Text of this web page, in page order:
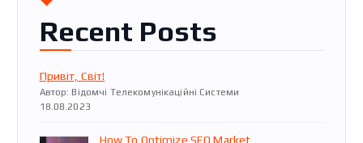
Recent Posts
Привіт, Світ!
Автор: Відомчі Телекомунікаційні Системи
18.08.2023
How To Optimize SEO Market